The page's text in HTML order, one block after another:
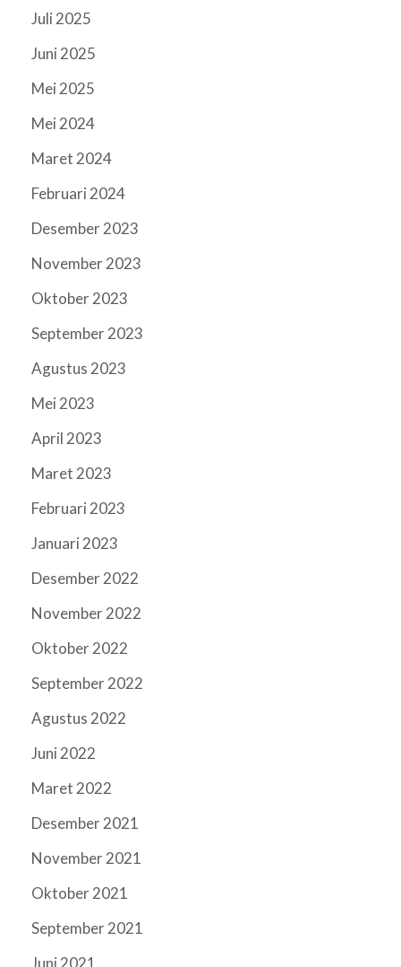
Juli 2025
Juni 2025
Mei 2025
Mei 2024
Maret 2024
Februari 2024
Desember 2023
November 2023
Oktober 2023
September 2023
Agustus 2023
Mei 2023
April 2023
Maret 2023
Februari 2023
Januari 2023
Desember 2022
November 2022
Oktober 2022
September 2022
Agustus 2022
Juni 2022
Maret 2022
Desember 2021
November 2021
Oktober 2021
September 2021
Juni 2021